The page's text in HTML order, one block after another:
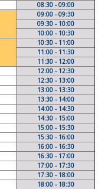
08:30 - 09:00
09:00 - 09:30
09:30 - 10:00
10:00 - 10:30
10:30 - 11:00
11:00 - 11:30
11:30 - 12:00
12:00 - 12:30
12:30 - 13:00
13:00 - 13:30
13:30 - 14:00
14:00 - 14:30
14:30 - 15:00
15:00 - 15:30
15:30 - 16:00
16:00 - 16:30
16:30 - 17:00
17:00 - 17:30
17:30 - 18:00
18:00 - 18:30